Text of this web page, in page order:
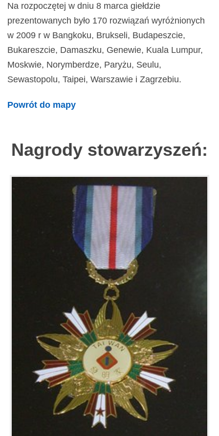
Na rozpoczętej w dniu 8 marca giełdzie
prezentowanych było 170 rozwiązań wyróżnionych
w 2009 r w Bangkoku, Brukseli, Budapeszcie,
Bukareszcie, Damaszku, Genewie, Kuala Lumpur,
Moskwie, Norymberdze, Paryżu, Seulu,
Sewastopolu, Taipei, Warszawie i Zagrzebiu.
Powrót do mapy
Nagrody stowarzyszeń: